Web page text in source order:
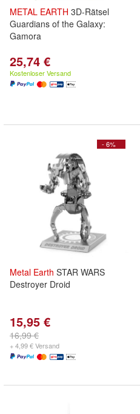
METAL EARTH 3D-Rätsel
Guardians of the Galaxy:
Gamora
25,74 €
Kostenloser Versand
- 6%
Metal Earth STAR WARS
Destroyer Droid
15,95 €
16,99 €
+ 4,99 € Versand